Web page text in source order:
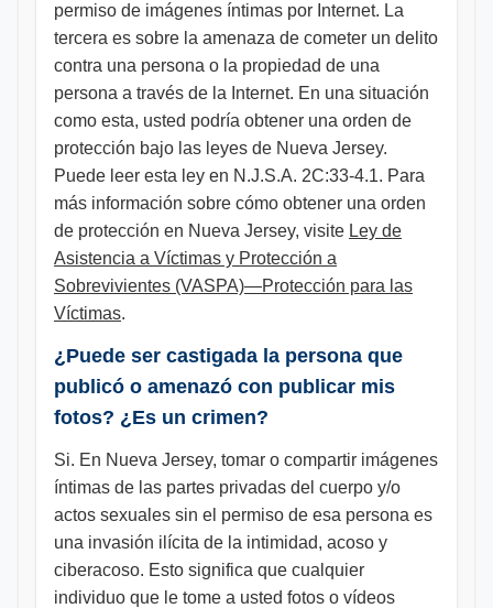
permiso de imágenes íntimas por Internet. La
tercera es sobre la amenaza de cometer un delito
contra una persona o la propiedad de una
persona a través de la Internet. En una situación
como esta, usted podría obtener una orden de
protección bajo las leyes de Nueva Jersey.
Puede leer esta ley en N.J.S.A. 2C:33-4.1. Para
más información sobre cómo obtener una orden
de protección en Nueva Jersey, visite Ley de
Asistencia a Víctimas y Protección a
Sobrevivientes (VASPA)—Protección para las
Víctimas.
¿Puede ser castigada la persona que
publicó o amenazó con publicar mis
fotos? ¿Es un crimen?
Si. En Nueva Jersey, tomar o compartir imágenes
íntimas de las partes privadas del cuerpo y/o
actos sexuales sin el permiso de esa persona es
una invasión ilícita de la intimidad, acoso y
ciberacoso. Esto significa que cualquier
individuo que le tome a usted fotos o vídeos